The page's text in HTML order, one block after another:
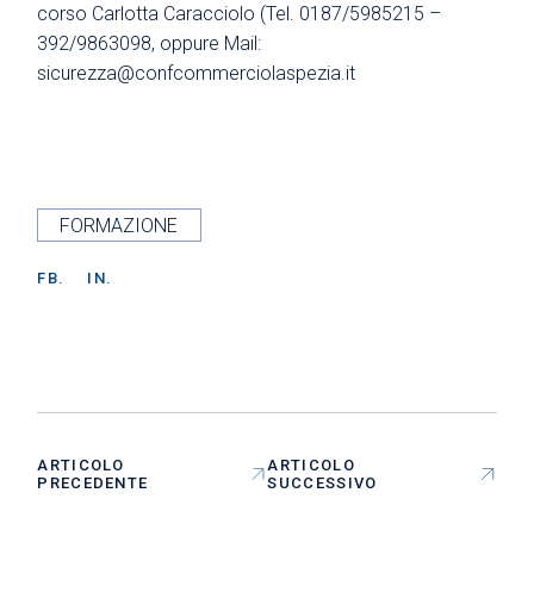
corso Carlotta Caracciolo (Tel. 0187/5985215 –
392/9863098, oppure Mail:
sicurezza@confcommerciolaspezia.it
FORMAZIONE
FB. IN.
ARTICOLO
PRECEDENTE
ARTICOLO
SUCCESSIVO